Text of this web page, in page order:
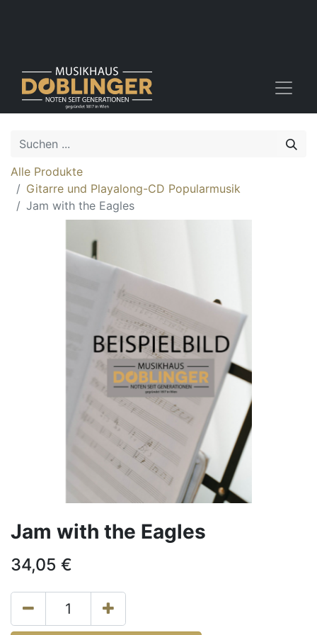
Alle Produkte
Gitarre und Playalong-CD Popularmusik
Jam with the Eagles
Jam with the Eagles
34,05 €